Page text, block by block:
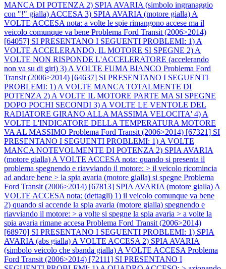
MANCA DI POTENZA 2) SPIA AVARIA (simbolo ingranaggio
con "!" gialla) ACCESA 3) SPIA AVARIA (motore gialla) A
VOLTE ACCESA nota: a volte le spie rimangono accese ma il
veicolo comunque va bene Problema Ford Transit (2006>2014)
[64057] SI PRESENTANO I SEGUENTI PROBLEMI: 1) A
VOLTE ACCELERANDO, IL MOTORE SI SPEGNE 2) A
VOLTE NON RISPONDE L'ACCELERATORE (accelerando
non va su di giri) 3) A VOLTE FUMA BIANCO Problema Ford
Transit (2006>2014) [64637] SI PRESENTANO I SEGUENTI
PROBLEMI: 1) A VOLTE MANCA TOTALMENTE DI
POTENZA 2) A VOLTE IL MOTORE PARTE MA SI SPEGNE
DOPO POCHI SECONDI 3) A VOLTE LE VENTOLE DEL
RADIATORE GIRANO ALLA MASSIMA VELOCITA' 4) A
VOLTE L'INDICATORE DELLA TEMPERATURA MOTORE
VA AL MASSIMO Problema Ford Transit (2006>2014) [67321] SI
PRESENTANO I SEGUENTI PROBLEMI: 1) A VOLTE
MANCA NOTEVOLMENTE DI POTENZA 2) SPIA AVARIA
(motore gialla) A VOLTE ACCESA nota: quando si presenta il
problema spegnendo e riavviando il motore: > il veicolo ricomincia
ad andare bene > la spia avaria (motore gialla) si spegne Problema
Ford Transit (2006>2014) [67813] SPIA AVARIA (motore gialla) A
VOLTE ACCESA nota: (dettagli) 1) il veicolo comunque va bene
2) quando si accende la spia avaria (motore gialla) spegnendo e
riavviando il motore: > a volte si spegne la spia avaria > a volte la
spia avaria rimane accesa Problema Ford Transit (2006>2014)
[68970] SI PRESENTANO I SEGUENTI PROBLEMI: 1) SPIA
AVARIA (abs gialla) A VOLTE ACCESA 2) SPIA AVARIA
(simbolo veicolo che sbanda gialla) A VOLTE ACCESA Problema
Ford Transit (2006>2014) [72111] SI PRESENTANO I